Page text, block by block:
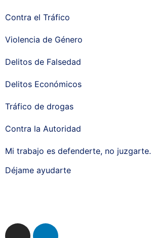
Contra el Tráfico
Violencia de Género
Delitos de Falsedad
Delitos Económicos
Tráfico de drogas
Contra la Autoridad
Mi trabajo es defenderte, no juzgarte.
Déjame ayudarte